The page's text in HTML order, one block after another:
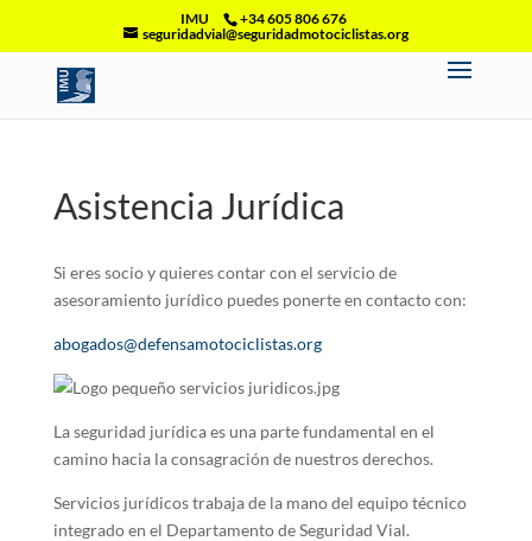
IMU
+34 605 806 676
seguridadvial@seguridadmotociclistas.org
Asistencia Jurídica
Si eres socio y quieres contar con el servicio de
asesoramiento jurídico puedes ponerte en contacto con:
abogados@defensamotociclistas.org
La seguridad jurídica es una parte fundamental en el
camino hacia la consagración de nuestros derechos.
Servicios jurídicos trabaja de la mano del equipo técnico
integrado en el Departamento de Seguridad Vial.